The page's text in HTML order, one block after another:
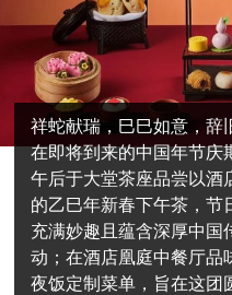
祥蛇献瑞，巳巳如意，辞
在即将到来的中国年节庆
午后于大堂茶座品尝以酒
的乙巳年新春下午茶，节
充满妙趣且蕴含深厚中国
动；在酒店凰庭中餐厅品
夜饭定制菜单，旨在这团